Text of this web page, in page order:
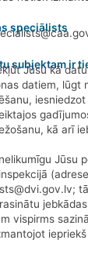
speciālists
subjektam ir
Jūsu kā
datiem, lūgt
kā arī
Jūsu
vispirms